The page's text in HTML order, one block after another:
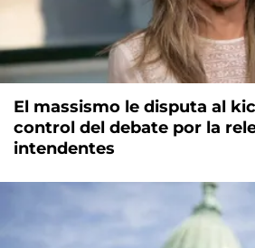
El massismo le disputa al
control del debate por la
intendentes